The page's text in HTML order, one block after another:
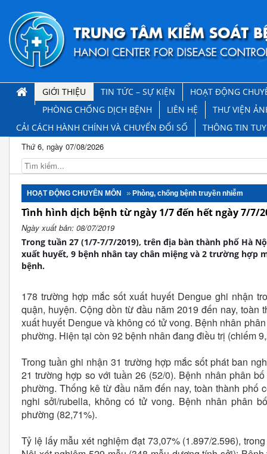
GIỚI THIỆU TIN TỨC – SỰ KIỆN
HOẠT ĐỘNG
PHÒNG CHỐNG DỊCH BỆNH
LIÊN HỆ
THƯ VIỆN
CẢI CÁCH HÀNH CHÍNH VÀ CHUYỂN ĐỔI SỐ
THÔNG TIN
Thứ 6, ngày 07/08/2026
HOẠT ĐỘNG CHUYÊN MÔN Phòng, chống bệnh truyền nhiễm
Tình hình dịch bệnh từ ngày 1/7 đến hết ngày 7/7/
Ngày xuất bản: 08/07/2019
Trong tuần 27 (1/7-7/7/2019), trên địa bàn thành phố Hà
xuất huyết, 9 bệnh nhân tay chân miệng và 2 trường hợp
bệnh.
178 trường hợp mắc sốt xuất huyết Dengue ghi nhận
quận, huyện. Cộng dồn từ đầu năm 2019 đến nay, toàn
xuất huyết Dengue và không có tử vong. Bệnh nhân
phường. Hiện tại còn 92 bệnh nhân đang điều trị (chiếm
Trong tuần ghi nhận 31 trường hợp mắc sốt phát ban
21 trường hợp so với tuần 26 (52/0). Bệnh nhân phân
phường. Thống kê từ đầu năm đến nay, toàn thành phố
nghi sởi/rubella, không có tử vong. Bệnh nhân phân
phường (82,71%).
Tỷ lệ lấy mẫu xét nghiệm đạt 73,07% (1.897/2.596),